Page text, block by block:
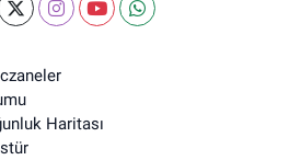
Haritası